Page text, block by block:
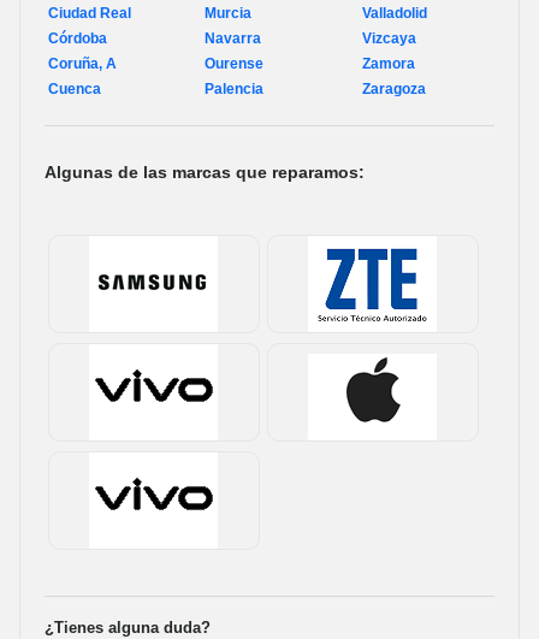
Ciudad Real
Córdoba
Coruña, A
Cuenca
Murcia
Navarra
Ourense
Palencia
Valladolid
Vizcaya
Zamora
Zaragoza
Algunas de las marcas que reparamos:
¿Tienes alguna duda?